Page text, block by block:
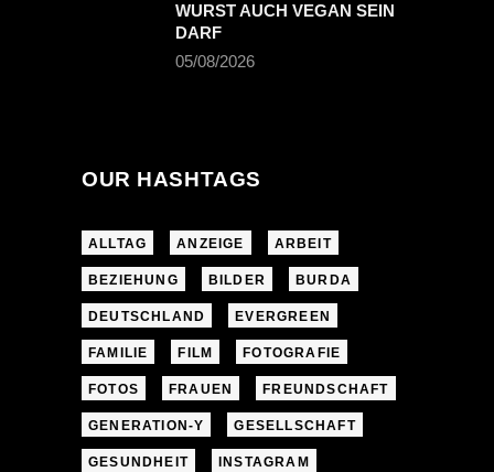
WURST AUCH VEGAN SEIN
DARF
05/08/2026
OUR HASHTAGS
ALLTAG ANZEIGE ARBEIT
BEZIEHUNG BILDER BURDA
DEUTSCHLAND EVERGREEN
FAMILIE FILM FOTOGRAFIE
FOTOS FRAUEN FREUNDSCHAFT
GENERATION-Y GESELLSCHAFT
GESUNDHEIT INSTAGRAM